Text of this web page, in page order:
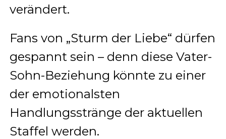
verändert.
Fans von „Sturm der Liebe“ dürfen
gespannt sein – denn diese Vater-
Sohn-Beziehung könnte zu einer
der emotionalsten
Handlungsstränge der aktuellen
Staffel werden.